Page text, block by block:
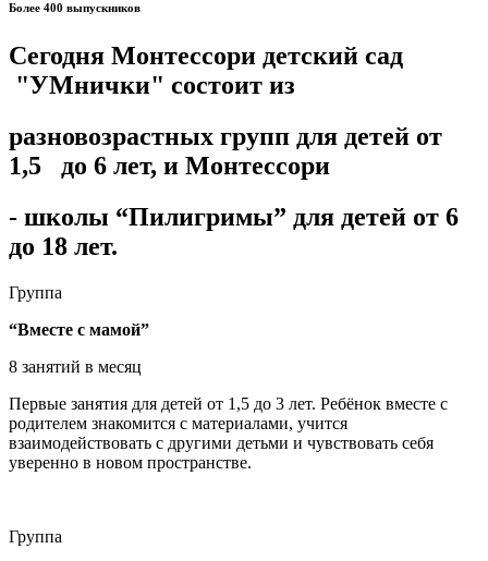
Более 400 выпускников
Сегодня Монтессори детский сад
"УМнички" состоит из
разновозрастных групп для детей от
1,5 до 6 лет, и Монтессори
- школы “Пилигримы” для детей от 6
до 18 лет.
Группа
“Вместе с мамой”
8 занятий в месяц
Первые занятия для детей от 1,5 до 3 лет. Ребёнок вместе с
родителем знакомится с материалами, учится
взаимодействовать с другими детьми и чувствовать себя
уверенно в новом пространстве.
Группа